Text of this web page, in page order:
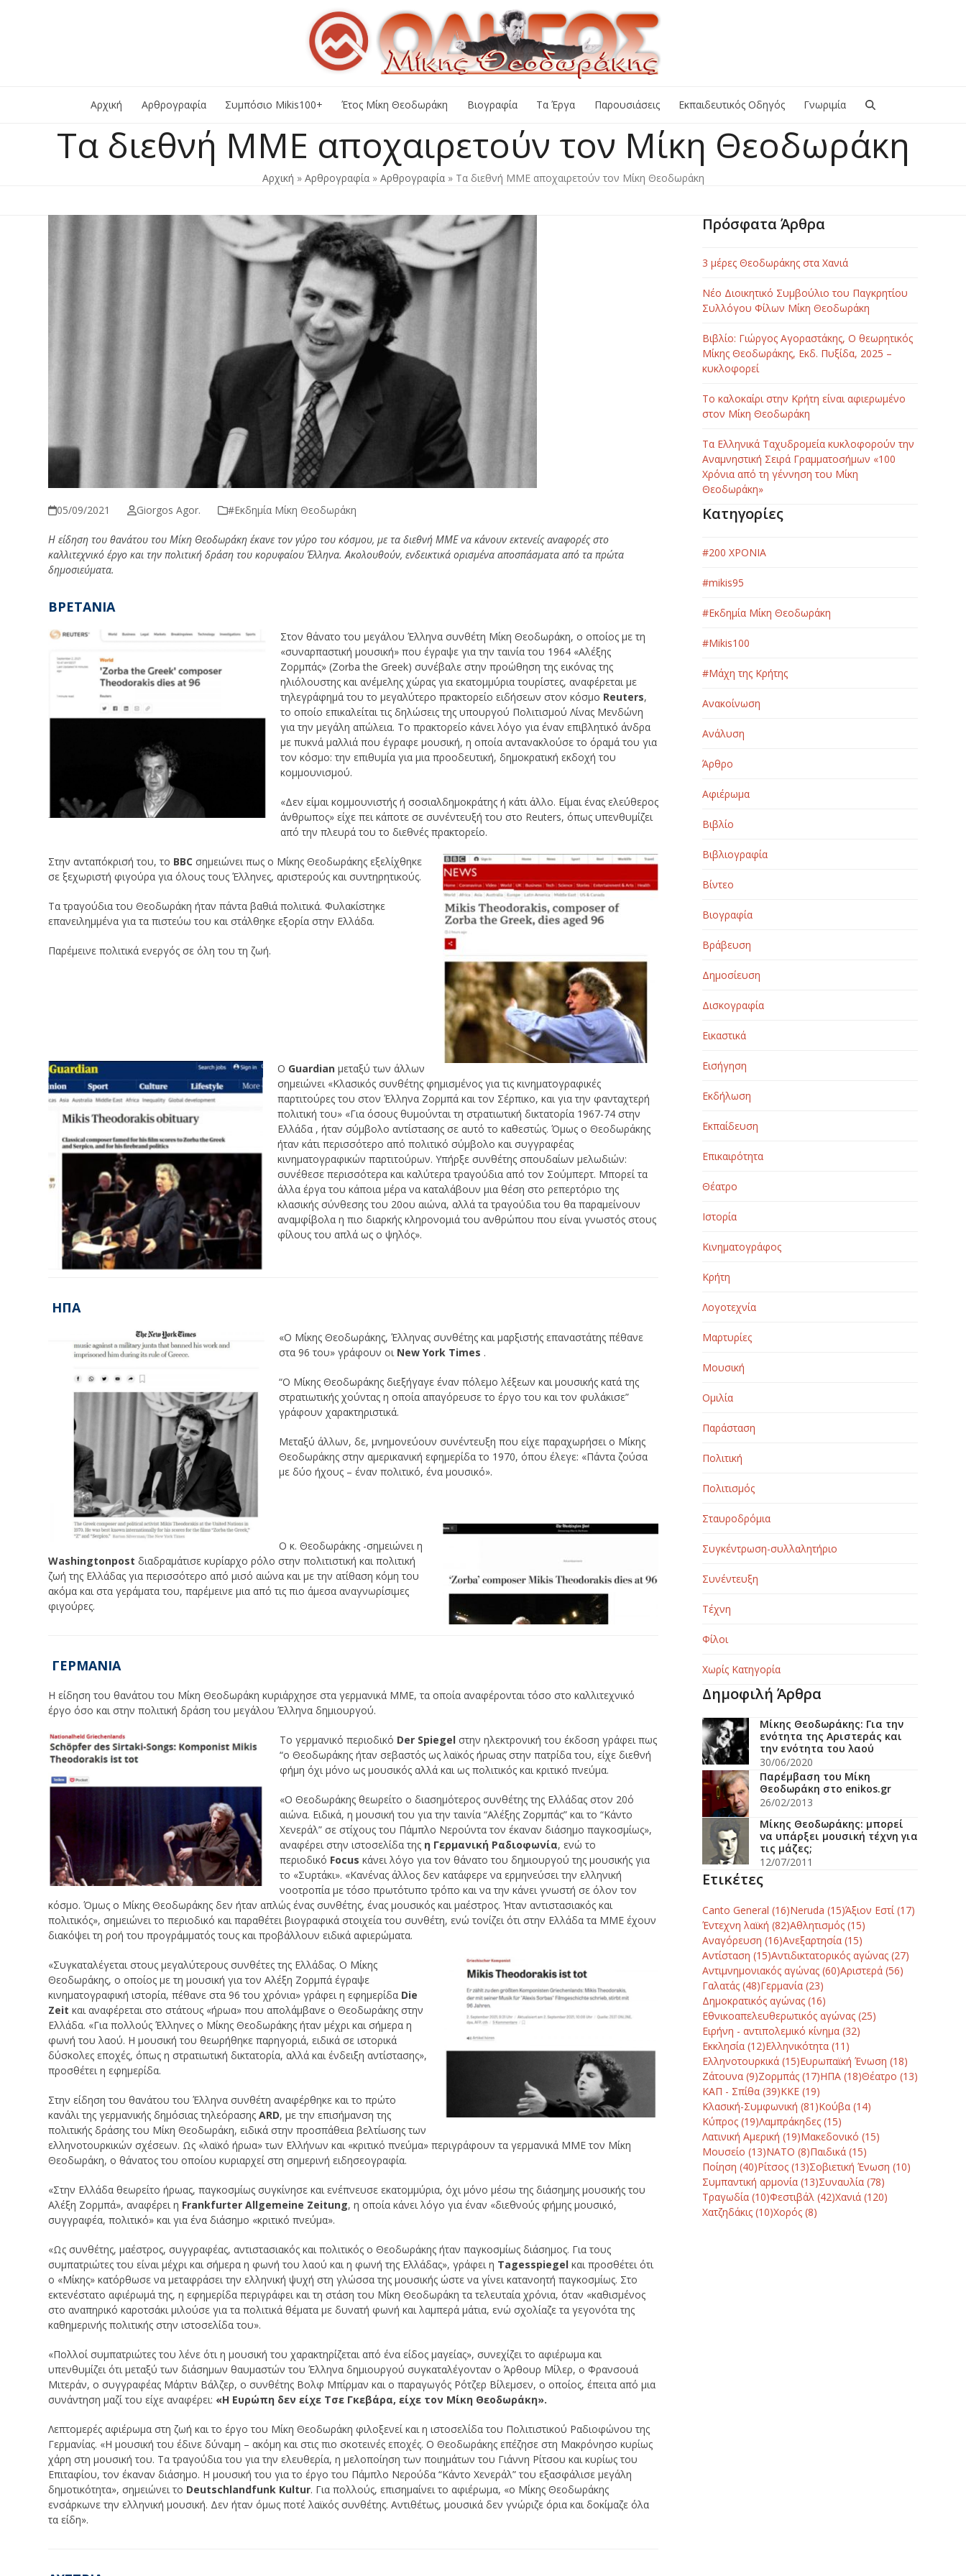
Αρχική Αρθρογραφία Συμπόσιο Mikis100+ Έτος Μίκη Θεοδωράκη Βιογραφία Τα Έργα Παρουσιάσεις Εκπαιδευτικός Οδηγός Γνωριμία
Τα διεθνή ΜΜΕ αποχαιρετούν τον Μίκη Θεοδωράκη
Αρχική » Αρθρογραφία» Αρθρογραφία» Τα διεθνή ΜΜΕ αποχαιρετούν τον Μίκη Θεοδωράκη
05/09/2021 Giorgos Agor. #Εκδημία Μίκη Θεοδωράκη
Η είδηση του θανάτου του Μίκη Θεοδωράκη έκανε τον γύρο του κόσμου, με τα διεθνή ΜΜΕ να κάνουν εκτενείς αναφορές στο
καλλιτεχνικό έργο και την πολιτική δράση του κορυφαίου Έλληνα.Ακολουθούν, ενδεικτικά ορισμένα αποσπάσματα από τα πρώτα
δημοσιεύματα.
ΒΡΕΤΑΝΙΑ
Στον θάνατο του μεγάλου Έλληνα συνθέτη Μίκη Θεοδωράκη, ο οποίος με τη
«συναρπαστική μουσική» που έγραψε για την ταινία του 1964 «Αλέξης
Ζορμπάς» (Zorba the Greek) συνέβαλε στην προώθηση της εικόνας της
ηλιόλουστης και ανέμελης χώρας για εκατομμύρια τουρίστες, αναφέρεται με
τηλεγράφημά του το μεγαλύτερο πρακτορείο ειδήσεων στον κόσμο Reuters,
το οποίο επικαλείται τις δηλώσεις της υπουργού Πολιτισμού Λίνας Μενδώνη
για την μεγάλη απώλεια. Το πρακτορείο κάνει λόγο για έναν επιβλητικό άνδρα
με πυκνά μαλλιά που έγραφε μουσική, η οποία αντανακλούσε το όραμά του για
τον κόσμο: την επιθυμία για μια προοδευτική, δημοκρατική εκδοχή του
κομμουνισμού.
«Δεν είμαι κομμουνιστής ή σοσιαλδημοκράτης ή κάτι άλλο. Είμαι ένας ελεύθερος
άνθρωπος» είχε πει κάποτε σε συνέντευξή του στο Reuters, όπως υπενθυμίζει
από την πλευρά του το διεθνές πρακτορείο.
Στην ανταπόκρισή του, το ΒΒC σημειώνει πως ο Μίκης Θεοδωράκης εξελίχθηκε
σε ξεχωριστή φιγούρα για όλους τους Έλληνες, αριστερούς και συντηρητικούς.
Τα τραγούδια του Θεοδωράκη ήταν πάντα βαθιά πολιτικά. Φυλακίστηκε
επανειλημμένα για τα πιστεύω του και στάλθηκε εξορία στην Ελλάδα.
Παρέμεινε πολιτικά ενεργός σε όλη του τη ζωή.
Ο Guardian μεταξύ των άλλων
σημειώνει «Κλασικός συνθέτης φημισμένος για τις κινηματογραφικές
παρτιτούρες του στον Έλληνα Ζορμπά και τον Σέρπικο, και για την φανταχτερή
πολιτική του» «Για όσους θυμούνται τη στρατιωτική δικτατορία 1967-74 στην
Ελλάδα , ήταν σύμβολο αντίστασης σε αυτό το καθεστώς. Όμως ο Θεοδωράκης
ήταν κάτι περισσότερο από πολιτικό σύμβολο και συγγραφέας
κινηματογραφικών παρτιτούρων. Υπήρξε συνθέτης σπουδαίων μελωδιών:
συνέθεσε περισσότερα και καλύτερα τραγούδια από τον Σούμπερτ. Μπορεί τα
άλλα έργα του κάποια μέρα να καταλάβουν μια θέση στο ρεπερτόριο της
κλασικής σύνθεσης του 20ου αιώνα, αλλά τα τραγούδια του θα παραμείνουν
αναμφίβολα η πιο διαρκής κληρονομιά του ανθρώπου που είναι γνωστός στους
φίλους του απλά ως ο ψηλός».
ΗΠΑ
«Ο Μίκης Θεοδωράκης, Έλληνας συνθέτης και μαρξιστής επαναστάτης πέθανε
στα 96 του» γράφουν οι New York Times .
“Ο Μίκης Θεοδωράκης διεξήγαγε έναν πόλεμο λέξεων και μουσικής κατά της
στρατιωτικής χούντας η οποία απαγόρευσε το έργο του και τον φυλάκισε”
γράφουν χαρακτηριστικά.
Μεταξύ άλλων, δε, μνημονεύουν συνέντευξη που είχε παραχωρήσει ο Μίκης
Θεοδωράκης στην αμερικανική εφημερίδα το 1970, όπου έλεγε: «Πάντα ζούσα
με δύο ήχους – έναν πολιτικό, ένα μουσικό».
Ο κ. Θεοδωράκης -σημειώνει η
Washingtonpost διαδραμάτισε κυρίαρχο ρόλο στην πολιτιστική και πολιτική
ζωή της Ελλάδας για περισσότερο από μισό αιώνα και με την ατίθαση κόμη του
ακόμα και στα γεράματα του, παρέμεινε μια από τις πιο άμεσα αναγνωρίσιμες
φιγούρες.
ΓΕΡΜΑΝΙΑ
Η είδηση του θανάτου του Μίκη Θεοδωράκη κυριάρχησε στα γερμανικά ΜΜΕ, τα οποία αναφέρονται τόσο στο καλλιτεχνικό
έργο όσο και στην πολιτική δράση του μεγάλου Έλληνα δημιουργού.
Το γερμανικό περιοδικό Der Spiegel στην ηλεκτρονική του έκδοση γράφει πως
“ο Θεοδωράκης ήταν σεβαστός ως λαϊκός ήρωας στην πατρίδα του, είχε διεθνή
φήμη όχι μόνο ως μουσικός αλλά και ως πολιτικός και κριτικό πνεύμα.
«Ο Θεοδωράκης θεωρείτο ο διασημότερος συνθέτης της Ελλάδας στον 20ό
αιώνα. Ειδικά, η μουσική του για την ταινία “Αλέξης Ζορμπάς” και το “Κάντο
Χενεράλ” σε στίχους του Πάμπλο Νερούντα τον έκαναν διάσημο παγκοσμίως»,
αναφέρει στην ιστοσελίδα της η Γερμανική Ραδιοφωνία, ενώ το
περιοδικό Focusκάνει λόγο για τον θάνατο του δημιουργού της μουσικής για
το «Συρτάκι». «Κανένας άλλος δεν κατάφερε να ερμηνεύσει την ελληνική
νοοτροπία με τόσο πρωτότυπο τρόπο και να την κάνει γνωστή σε όλον τον
κόσμο. Όμως ο Μίκης Θεοδωράκης δεν ήταν απλώς ένας συνθέτης, ένας μουσικός και μαέστρος. Ήταν αντιστασιακός και
πολιτικός», σημειώνει το περιοδικό και παραθέτει βιογραφικά στοιχεία του συνθέτη, ενώ τονίζει ότι στην Ελλάδα τα ΜΜΕ έχουν
διακόψει τη ροή του προγράμματός τους και προβάλλουν ειδικά αφιερώματα.
«Συγκαταλέγεται στους μεγαλύτερους συνθέτες της Ελλάδας. Ο Μίκης
Θεοδωράκης, ο οποίος με τη μουσική για τον Αλέξη Ζορμπά έγραψε
κινηματογραφική ιστορία, πέθανε στα 96 του χρόνια» γράφει η εφημερίδα Die
Zeit και αναφέρεται στο στάτους «ήρωα» που απολάμβανε ο Θεοδωράκης στην
Ελλάδα. «Για πολλούς Έλληνες ο Μίκης Θεοδωράκης ήταν μέχρι και σήμερα η
φωνή του λαού. Η μουσική του θεωρήθηκε παρηγοριά, ειδικά σε ιστορικά
δύσκολες εποχές, όπως η στρατιωτική δικτατορία, αλλά και ένδειξη αντίστασης»,
προσθέτει η εφημερίδα.
Στην είδηση του θανάτου του Έλληνα συνθέτη αναφέρθηκε και το πρώτο
κανάλι της γερμανικής δημόσιας τηλεόρασηςARD, με την επισήμανση της
πολιτικής δράσης του Μίκη Θεοδωράκη, ειδικά στην προσπάθεια βελτίωσης των
ελληνοτουρκικών σχέσεων. Ως «λαϊκό ήρωα» των Ελλήνων και «κριτικό πνεύμα» περιγράφουν τα γερμανικά ΜΜΕ τον Μίκη
Θεοδωράκη, ο θάνατος του οποίου κυριαρχεί στη σημερινή ειδησεογραφία.
«Στην Ελλάδα θεωρείτο ήρωας, παγκοσμίως συγκίνησε και ενέπνευσε εκατομμύρια, όχι μόνο μέσω της διάσημης μουσικής του
Αλέξη Ζορμπά», αναφέρει η Frankfurter Allgemeine Zeitung, η οποία κάνει λόγο για έναν «διεθνούς φήμης μουσικό,
συγγραφέα, πολιτικό» και για ένα διάσημο «κριτικό πνεύμα».
«Ως συνθέτης, μαέστρος, συγγραφέας, αντιστασιακός και πολιτικός ο Θεοδωράκης ήταν παγκοσμίως διάσημος. Για τους
συμπατριώτες του είναι μέχρι και σήμερα η φωνή του λαού και η φωνή της Ελλάδας», γράφει η Tagesspiegelκαι προσθέτει ότι
ο «Μίκης» κατόρθωσε να μεταφράσει την ελληνική ψυχή στη γλώσσα της μουσικής ώστε να γίνει κατανοητή παγκοσμίως. Στο
εκτενέστατο αφιέρωμά της, η εφημερίδα περιγράφει και τη στάση του Μίκη Θεοδωράκη τα τελευταία χρόνια, όταν «καθισμένος
στο αναπηρικό καροτσάκι μιλούσε για τα πολιτικά θέματα με δυνατή φωνή και λαμπερά μάτια, ενώ σχολίαζε τα γεγονότα της
καθημερινής πολιτικής στην ιστοσελίδα του».
«Πολλοί συμπατριώτες του λένε ότι η μουσική του χαρακτηρίζεται από ένα είδος μαγείας», συνεχίζει το αφιέρωμα και
υπενθυμίζει ότι μεταξύ των διάσημων θαυμαστών του Έλληνα δημιουργού συγκαταλέγονταν ο Άρθουρ Μίλερ, ο Φρανσουά
Μιτεράν, ο συγγραφέας Μάρτιν Βάλζερ, ο συνθέτης Βολφ Μπίρμαν και ο παραγωγός Ρότζερ Βίλεμσεν, ο οποίος, έπειτα από μια
συνάντηση μαζί του είχε αναφέρει: «Η Ευρώπη δεν είχε Τσε Γκεβάρα, είχε τον Μίκη Θεοδωράκη».
Λεπτομερές αφιέρωμα στη ζωή και το έργο του Μίκη Θεοδωράκη φιλοξενεί και η ιστοσελίδα του Πολιτιστικού Ραδιοφώνου της
Γερμανίας. «Η μουσική του έδινε δύναμη – ακόμη και στις πιο σκοτεινές εποχές. Ο Θεοδωράκης επέζησε στη Μακρόνησο κυρίως
χάρη στη μουσική του. Τα τραγούδια του για την ελευθερία, η μελοποίηση των ποιημάτων του Γιάννη Ρίτσου και κυρίως του
Επιταφίου, τον έκαναν διάσημο. Η μουσική του για το έργο του Πάμπλο Νερούδα “Κάντο Χενεράλ” του εξασφάλισε μεγάλη
δημοτικότητα», σημειώνει το Deutschlandfunk Kultur. Για πολλούς, επισημαίνει το αφιέρωμα, «ο Μίκης Θεοδωράκης
ενσάρκωνε την ελληνική μουσική. Δεν ήταν όμως ποτέ λαϊκός συνθέτης. Αντιθέτως, μουσικά δεν γνώριζε όρια και δοκίμαζε όλα
τα είδη».
Πρόσφατα Άρθρα
3 μέρες Θεοδωράκης στα Χανιά
Νέο Διοικητικό Συμβούλιο του Παγκρητίου
Συλλόγου Φίλων Μίκη Θεοδωράκη
Βιβλίο: Γιώργος Αγοραστάκης, Ο θεωρητικός
Μίκης Θεοδωράκης, Εκδ. Πυξίδα, 2025 –
κυκλοφορεί
Το καλοκαίρι στην Κρήτη είναι αφιερωμένο
στον Μίκη Θεοδωράκη
Τα Ελληνικά Ταχυδρομεία κυκλοφορούν την
Αναμνηστική Σειρά Γραμματοσήμων «100
Χρόνια από τη γέννηση του Μίκη
Θεοδωράκη»
Κατηγορίες
#200 ΧΡΟΝΙΑ
#mikis95
#Εκδημία Μίκη Θεοδωράκη
#Μikis100
#Μάχη της Κρήτης
Ανακοίνωση
Ανάλυση
Άρθρο
Αφιέρωμα
Βιβλίο
Βιβλιογραφία
Βίντεο
Βιογραφία
Βράβευση
Δημοσίευση
Δισκογραφία
Εικαστικά
Εισήγηση
Εκδήλωση
Εκπαίδευση
Επικαιρότητα
Θέατρο
Ιστορία
Κινηματογράφος
Κρήτη
Λογοτεχνία
Μαρτυρίες
Μουσική
Ομιλία
Παράσταση
Πολιτική
Πολιτισμός
Σταυροδρόμια
Συγκέντρωση-συλλαλητήριο
Συνέντευξη
Τέχνη
Φίλοι
Χωρίς Κατηγορία
Δημοφιλή Άρθρα
Μίκης Θεοδωράκης: Για την
ενότητα της Αριστεράς και
την ενότητα του λαού
30/06/2020
Παρέμβαση του Μίκη
Θεοδωράκη στο enikos.gr
26/02/2013
Μίκης Θεοδωράκης: μπορεί
να υπάρξει μουσική τέχνη για
τις μάζες;
12/07/2011
Ετικέτες
Canto General (16)Neruda (15)Άξιον Εστί(17)
Έντεχνη λαϊκή (82)Αθλητισμός(15)
Αναγόρευση (16)Ανεξαρτησία(15)
Αντίσταση (15)Αντιδικτατορικός αγώνας(27)
Αντιμνημονιακός αγώνας(60)Αριστερά(56)
Γαλατάς(48)Γερμανία(23)
Δημοκρατικός αγώνας(16)
Εθνικοαπελευθερωτικός αγώνας(25)
Ειρήνη - αντιπολεμικό κίνημα(32)
Εκκλησία(12)Ελληνικότητα(11)
Ελληνοτουρκικά(15)Ευρωπαϊκή Ένωση (18)
Ζάτουνα(9)Ζορμπάς(17)ΗΠΑ(18)Θέατρο (13)
ΚΑΠ - Σπίθα(39)ΚΚΕ(19)
Κλασική-Συμφωνική (81)Κούβα(14)
Κύπρος(19)Λαμπράκηδες(15)
Λατινική Αμερική (19)Μακεδονικό (15)
Μουσείο (13)ΝΑΤΟ (8)Παιδικά(15)
Ποίηση (40)Ρίτσος(13)Σοβιετική Ένωση (10)
Συμπαντική αρμονία(13)Συναυλία(78)
Τραγωδία(10)Φεστιβάλ(42)Χανιά(120)
Χατζηδάκις(10)Χορός(8)